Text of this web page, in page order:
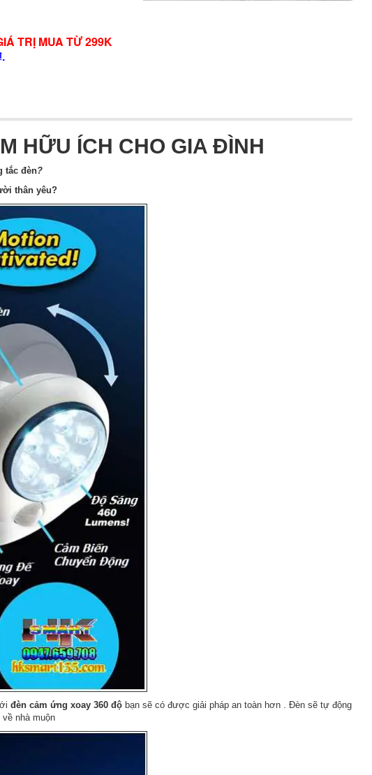
TRỊ MUA TỪ 299K
HỮU ÍCH CHO GIA ĐÌNH
tắc đèn?
thân yêu?
đèn cảm ứng xoay 360 độ bạn sẽ có được giải pháp an toàn hơn . Đèn sẽ tự động
nhà muộn